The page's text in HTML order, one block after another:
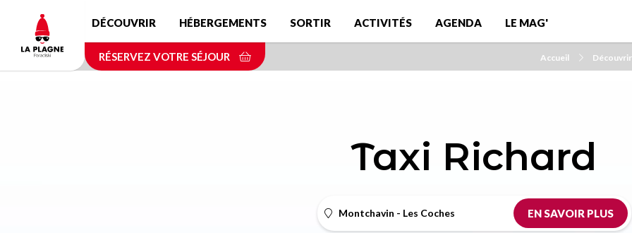
contenu
principal
DÉCOUVRIR HÉBERGEMENTS SORTIR ACTIVITÉS AGENDA LE MAG'
RÉSERVEZ VOTRE SÉJOUR Accueil Découvrir
Taxi Richard
Montchavin - Les Coches EN SAVOIR PLUS